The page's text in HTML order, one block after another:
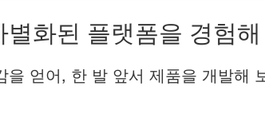
화된 플랫폼을 경험
얻어, 한 발 앞서 제품을 개발해